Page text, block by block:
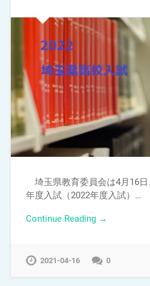
埼玉県教育委員会は4月16
年度入試（2022年度入試）…
Continue Reading →
2021-04-16 0